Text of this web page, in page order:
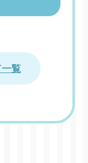
覧